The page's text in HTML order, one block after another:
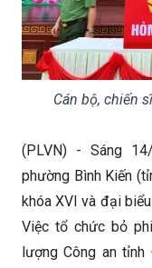
Cán bộ, chiến
(PLVN) - Sáng
phường Bình Kiến
khóa XVI và đại
Việc tổ chức bỏ
lượng Công an